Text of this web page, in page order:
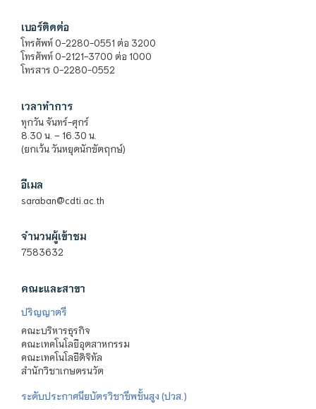
เบอร์ติดต่อ
โทรศัพท์ 0-2280-0551 ต่อ 3200
โทรศัพท์ 0-2121-3700 ต่อ 1000
โทรสาร 0-2280-0552
เวลาทำการ
ทุกวัน จันทร์-ศุกร์
8.30 น. – 16.30 น.
(ยกเว้น วันหยุดนักขัตฤกษ์)
อีเมล
saraban@cdti.ac.th
จำนวนผู้เข้าชม
7583632
คณะและสาขา
ปริญญาตรี
คณะบริหารธุรกิจ
คณะเทคโนโลยีอุตสาหกรรม
คณะเทคโนโลยีดิจิทัล
สำนักวิชาเกษตรนวัต
ระดับประกาศนียบัตรวิชาชีพชั้นสูง (ปวส.)